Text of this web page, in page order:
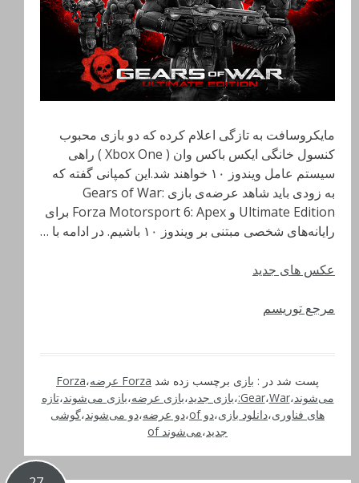
مایکروسافت به تازگی اعلام کرده که دو بازی محبوب
کنسول خانگی ایکس باکس وان ( Xbox One ) راهی
سیستم عامل ویندوز ۱۰ خواهند شد.این کمپانی گفته که
به زودی باید شاهد عرضه‌ی بازی Gears of War:
Ultimate Edition و Forza Motorsport 6: Apex برای
رایانه‌های شخصی مبتنی بر ویندوز ۱۰ باشیم. در ادامه با …
عکس های جدید
مرجع توریسم
پست شد در : بازی برچسب زده شد Forza عرضه ،Forza
می‌شوند، Gear،War: ،بازی جدید،بازی عرضه،بازی می‌شوند،تازه
های فناوری،دانلود بازی،دو of ،دو عرضه،دو می‌شوند،گوشی
جدید،می‌شوند of